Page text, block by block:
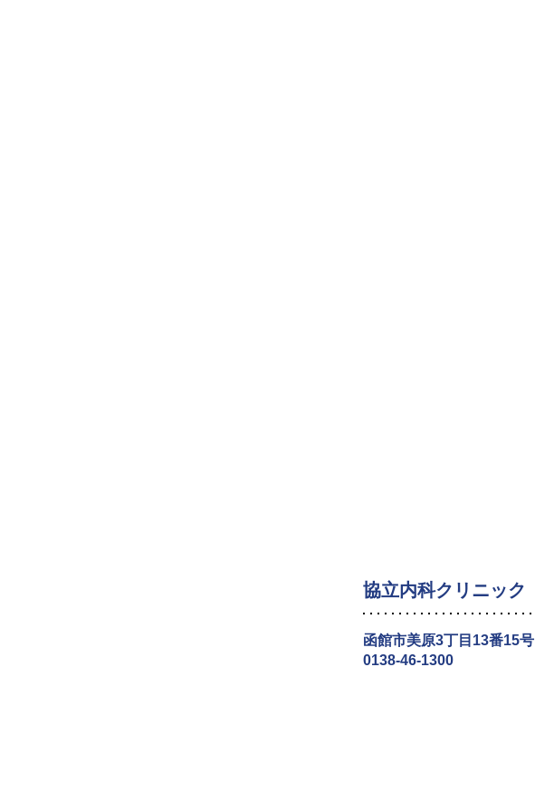
協立内科クリニック
函館市美原3丁目13番15号
0138-46-1300